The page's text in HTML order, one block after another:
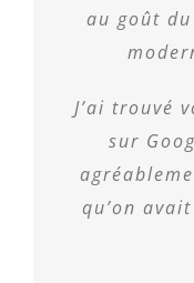
au goût
J’ai trouvé
sur
qu’on